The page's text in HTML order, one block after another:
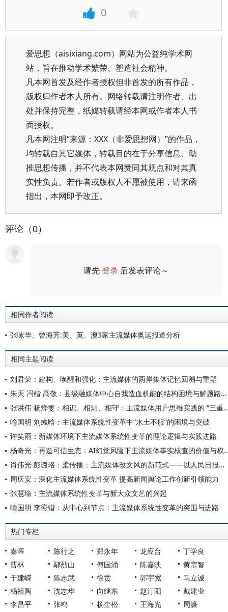
0
爱思想（aisixiang.com）网站为公益纯学术网
站，旨在推动学术繁荣、塑造社会精神。
凡本网首发及经作者授权但非首发的所有作品，
版权归作者本人所有。网络转载请注明作者、出
处并保持完整，纸媒转载请经本网或作者本人书
面授权。
凡本网注明“来源：XXX（非爱思想网）”的作品，
均转载自其它媒体，转载目的在于分享信息、助
推思想传播，并不代表本网赞同其观点和对其真
实性负责。若作者或版权人不愿被使用，请来函
指出，本网即予改正。
评论（0）
请先登录 后发表评论～
相同作者阅读
张咏华、曾海芳:美、英、澳3家主流媒体奥运报道分析
相同主题阅读
刘君荣：建构、唤醒和强化：主流媒体的两岸集体记忆回溯与重塑
朱天 冯楷 高敬：县级融媒体中心自我造血机能的结构困境与解题路向——基于Y省的考察
张洪伟 杨烨雯：相识、相知、相守
喻国明 刘彧晗：主流媒体系统性变革中“水土不服”的困境与突破
许笑雨：新媒体环境下主流媒体系统性变革的理论逻辑与实践进路
杨奇光：再造可信生态：AI幻
肖伟光 彭璐珞：柔传播：主流媒体改文风的新范式——以人民日报评论为例
周庆安：深化主流媒体系统性变革 提高新闻舆论工作创新引领能力
张慧瑜：主流媒体系统性变革与新大众文艺的兴起
喻国明 李鎏锴：从中心到节点：主流媒体系统性变革的突围与进路
热门专栏
秦晖 陈行之 郑永年 龙应台
丁学良
曹林
鄢烈山 傅国涌 陈嘉映
黄宗智
于建嵘
陈志武 徐贲 郭宇宽
马立诚
杨祖陶
沈志华 向继东 赵汀阳
戴建业
李昌平
张鸣 杨奎松 王海光 周濂